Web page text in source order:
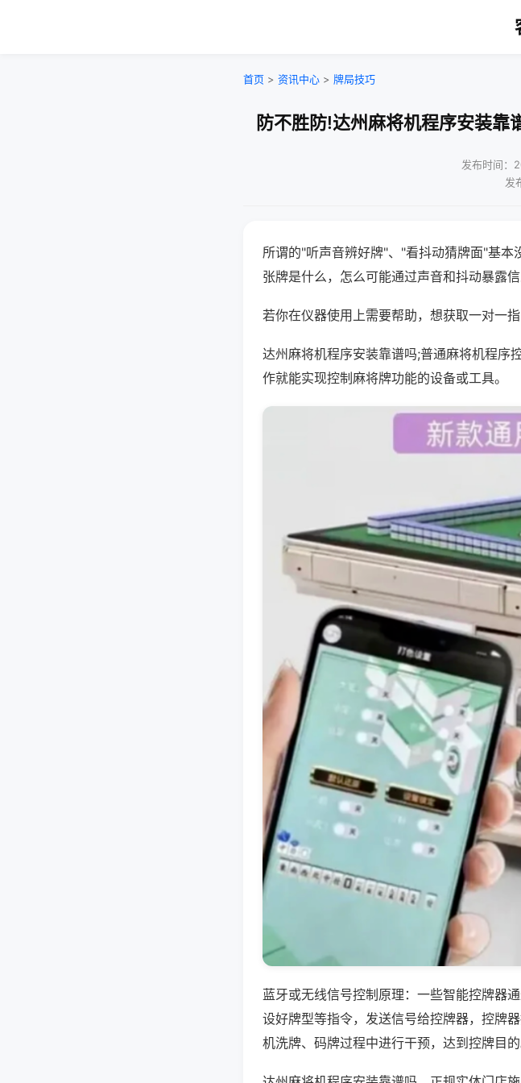
首页 > 资讯中心 > 牌局技巧
防不胜防!达州麻将机程序安装靠
发布时间：
发
所谓的"听声音辨好牌"、"看抖动猜牌面"基
张牌是什么，怎么可能通过声音和抖动暴露
若你在仪器使用上需要帮助，想获取一对一
达州麻将机程序安装靠谱吗;普通麻将机程序
作就能实现控制麻将牌功能的设备或工具。
蓝牙或无线信号控制原理：一些智能控牌器
设好牌型等指令，发送信号给控牌器，控牌
机洗牌、码牌过程中进行干预，达到控牌目的